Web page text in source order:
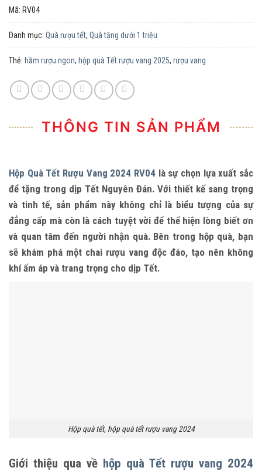
Mã: RV04
Danh mục: Quà rượu tết, Quà tặng dưới 1 triệu
Thẻ: hầm rượu ngon, hộp quà Tết rượu vang 2025, rượu vang
THÔNG TIN SẢN PHẨM
Hộp Quà Tết Rượu Vang 2024 RV04 là sự chọn lựa xuất sắc
để tặng trong dịp Tết Nguyên Đán. Với thiết kế sang trọng
và tinh tế, sản phẩm này không chỉ là biểu tượng của sự
đẳng cấp mà còn là cách tuyệt vời để thể hiện lòng biết ơn
và quan tâm đến người nhận quà. Bên trong hộp quà, bạn
sẽ khám phá một chai rượu vang độc đáo, tạo nên không
khí ấm áp và trang trọng cho dịp Tết.
Hộp quà tết, hộp quà tết rượu vang 2024
Giới thiệu qua về hộp quà Tết rượu vang 2024